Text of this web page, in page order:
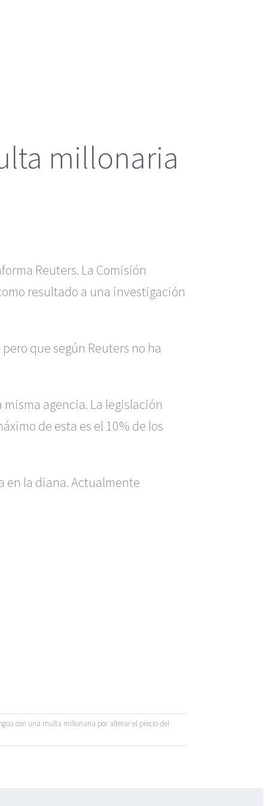
millonaria
Reuters. La Comisión
resultado a una investigación
que según Reuters no ha
agencia. La legislación
de esta es el 10% de los
en la diana. Actualmente
con una multa millonaria por alterar el precio del